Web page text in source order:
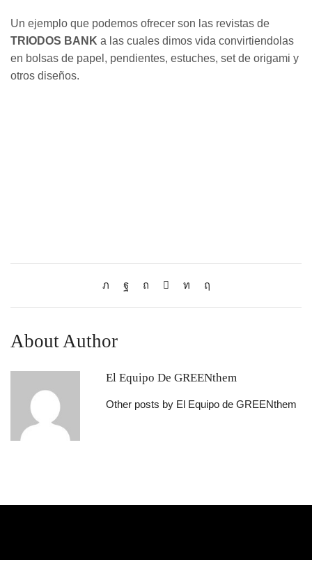
Un ejemplo que podemos ofrecer son las revistas de
TRIODOS BANK a las cuales dimos vida convirtiendolas
en bolsas de papel, pendientes, estuches, set de origami y
otros diseños.
About Author
El Equipo De GREENthem
Other posts by El Equipo de GREENthem